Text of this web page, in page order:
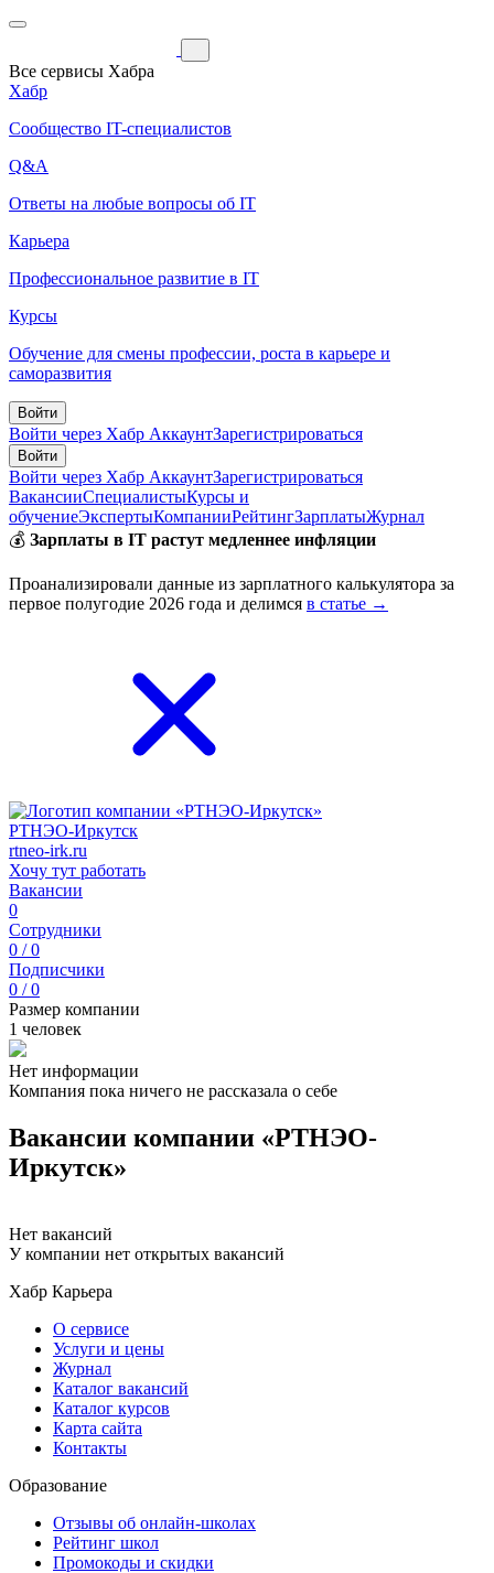
Все сервисы Хабра
Хабр
Сообщество IT-специалистов
Q&A
Ответы на любые вопросы об IT
Карьера
Профессиональное развитие в IT
Курсы
Обучение для смены профессии, роста в карьере и
саморазвития
Войти
Войти через Хабр АккаунтЗарегистрироваться
Войти
Войти через Хабр АккаунтЗарегистрироваться
ВакансииСпециалистыКурсы и
обучениеЭкспертыКомпанииРейтингЗарплатыЖурнал
💰 Зарплаты в IT растут медленнее инфляции
Проанализировали данные из зарплатного калькулятора за
первое полугодие 2026 года и делимся в статье →
РТНЭО-Иркутск
rtneo-irk.ru
Хочу тут работать
Вакансии
0
Сотрудники
0 / 0
Подписчики
0 / 0
Размер компании
1 человек
Нет информации
Компания пока ничего не рассказала о себе
Вакансии компании «РТНЭО-
Иркутск»
Нет вакансий
У компании нет открытых вакансий
Хабр Карьера
О сервисе
Услуги и цены
Журнал
Каталог вакансий
Каталог курсов
Карта сайта
Контакты
Образование
Отзывы об онлайн-школах
Рейтинг школ
Промокоды и скидки